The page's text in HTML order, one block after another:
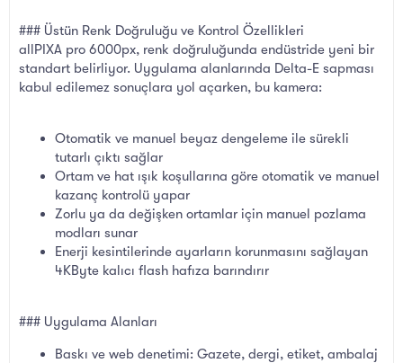
### Üstün Renk Doğruluğu ve Kontrol Özellikleri
allPIXA pro 6000px, renk doğruluğunda endüstride yeni bir
standart belirliyor. Uygulama alanlarında Delta-E sapması
kabul edilemez sonuçlara yol açarken, bu kamera:
Otomatik ve manuel beyaz dengeleme ile sürekli
tutarlı çıktı sağlar
Ortam ve hat ışık koşullarına göre otomatik ve manuel
kazanç kontrolü yapar
Zorlu ya da değişken ortamlar için manuel pozlama
modları sunar
Enerji kesintilerinde ayarların korunmasını sağlayan
4KByte kalıcı flash hafıza barındırır
### Uygulama Alanları
Baskı ve web denetimi: Gazete, dergi, etiket, ambalaj